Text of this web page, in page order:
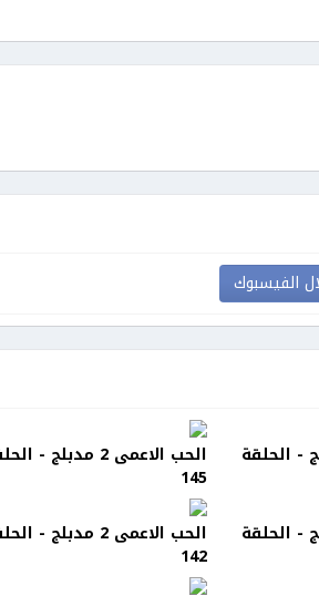
الفيسبوك
2 مدبلج - الحلقة الحب الاعمى 2 مدبلج -
145
2 مدبلج - الحلقة الحب الاعمى 2 مدبلج -
142